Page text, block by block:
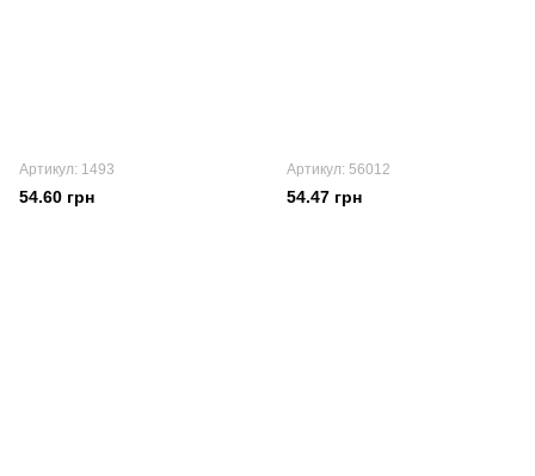
Артикул: 1493
54.60 грн
Артикул: 56012
54.47 грн